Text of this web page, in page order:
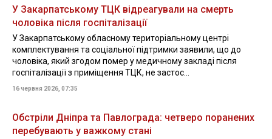
У Закарпатському ТЦК відреагували на смерть
чоловіка після госпіталізації
У Закарпатському обласному територіальному центрі
комплектування та соціальної підтримки заявили, що до
чоловіка, який згодом помер у медичному закладі після
госпіталізації з приміщення ТЦК, не застос...
16 червня 2026, 07:35
Обстріли Дніпра та Павлограда: четверо поранених
перебувають у важкому стані